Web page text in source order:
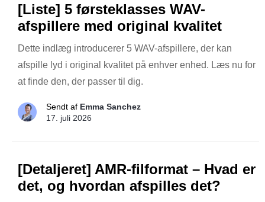
[Liste] 5 førsteklasses WAV-
afspillere med original kvalitet
Dette indlæg introducerer 5 WAV-afspillere, der kan
afspille lyd i original kvalitet på enhver enhed. Læs nu for
at finde den, der passer til dig.
Sendt af Emma Sanchez
17. juli 2026
[Detaljeret] AMR-filformat – Hvad er
det, og hvordan afspilles det?